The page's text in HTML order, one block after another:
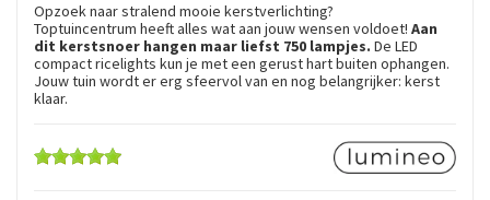
Opzoek naar stralend mooie kerstverlichting?
Toptuincentrum heeft alles wat aan jouw wensen voldoet! Aan
dit kerstsnoer hangen maar liefst 750 lampjes. De LED
compact ricelights kun je met een gerust hart buiten ophangen.
Jouw tuin wordt er erg sfeervol van en nog belangrijker: kerst
klaar.